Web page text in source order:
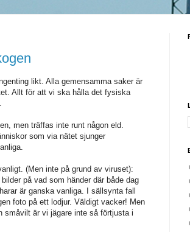
likt. Alla gemensamma saker är
Allt för att vi ska hålla det fysiska
men träffas inte runt någon eld.
som via nätet sjunger
(Men inte på grund av viruset):
på vad som händer där både dag
är ganska vanliga. I sällsynta fall
foto på ett lodjur. Väldigt vacker! Men
småvilt är vi jägare inte så förtjusta i